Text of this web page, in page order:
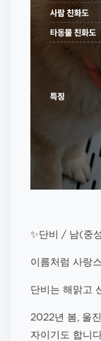
✨단비 / 남(중
이름처럼 사랑
단비는 해맑고
2022년 봄, 울
자이기도 합니